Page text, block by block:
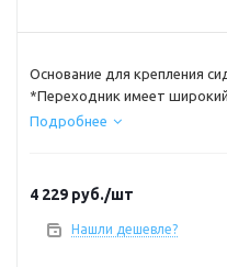
Основание для крепления
*Переходник имеет
520мм).
*Поворотный механизм в
*Используется с
Подробнее
4 229 руб./шт
Нашли дешевле?